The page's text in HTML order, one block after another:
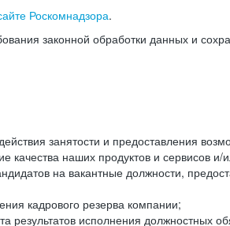
Роскомнадзора.
законной обработки данных и
занятости и предоставления
наших продуктов и сервисов и/
на вакантные должности,
кадрового резерва компании;
исполнения должностных